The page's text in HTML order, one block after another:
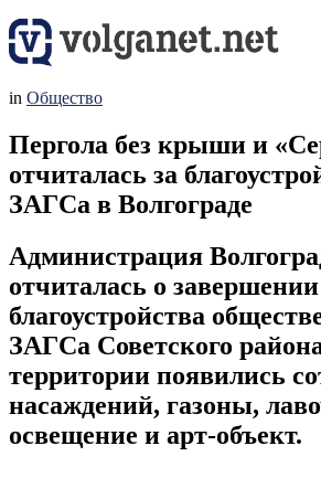
in Общество
Пергола без крыши и
отчиталась за
ЗАГСа в Волгограде
Администрация
отчиталась о завершении
благоустройства
ЗАГСа Советского
территории появились
насаждений, газоны,
освещение и арт-объект.